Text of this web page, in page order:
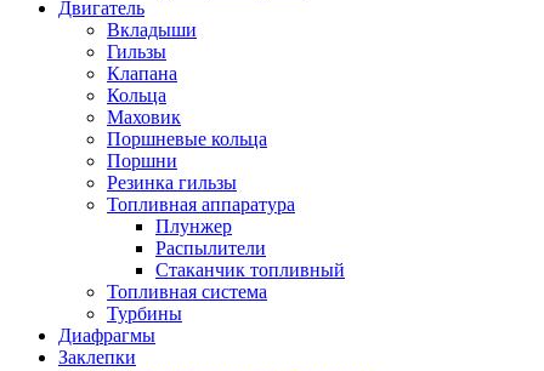
Двигатель
Вкладыши
Гильзы
Клапана
Кольца
Маховик
Поршневые кольца
Поршни
Резинка гильзы
Топливная аппаратура
Плунжер
Распылители
Стаканчик топливный
Топливная система
Турбины
Диафрагмы
Заклепки